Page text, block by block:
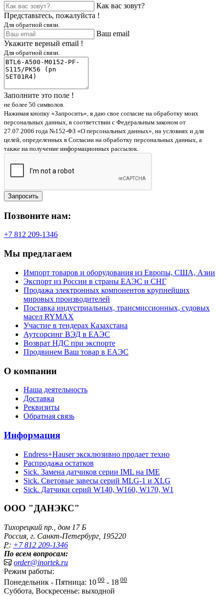
Как вас зовут?
Представьтесь, пожалуйста !
Для обратной связи.
Ваш email
Укажите верный email !
Для обратной связи.
Заполните это поле !
не более 50 символов.
Нажимая кнопку «Запросить», я даю свое согласие на обработку моих
персональных данных, в соответствии с Федеральным законом от
27.07.2006 года №152-ФЗ «О персональных данных», на условиях и для
целей, определенных в Согласии на обработку персональных данных, а
также на получение информационных рассылок.
Запросить
Позвоните нам:
+7 812 209-1346
Мы предлагаем
Импорт товаров и оборудования из Европы, США, Азии
Экспорт из России в страны ЕАЭС и СНГ
Продажа электронных компонентов крупнейших
мировых производителей
Поставка индустриальных, трансмиссионных, судовых
масел RYMAX
Участие в тендерах Казахстана
Аутсорсинг ВЭД в ЕАЭС
Возврат НДС при экспорте
Продвинем Ваш товар в ЕАЭС
О компании
Наша деятельность
Доставка
Реквизиты
Обратная связь
Информация
Endress+Hauser эксклюзивно продает техно
Распродажа остатков
Sick. Замена датчиков серии IML на IME
Sick. Световые завесы серий MLG-1 и XLG
Sick. Датчики серий W140, W160, W170, W1
ООО "ДАНЭКС"
Тихорецкий пр., дом 17 Б
Россия, г. Санкт-Петербург, 195220
P: +7 812 209-1346
По всем вопросам:
order@inortek.ru
Режим работы:
Понедельник - Пятница: 10 00 - 18 00
Суббота, Воскресенье: выходной